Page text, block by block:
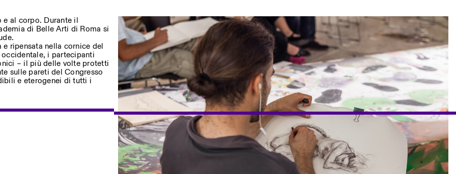
e al corpo. Durante il
di Belle Arti di Roma si
e ripensata nella cornice del
i partecipanti
– il più delle volte protetti
sulle pareti del Congresso
e eterogenei di tutti i